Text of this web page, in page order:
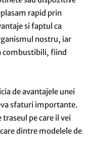
rapid prin
si faptul ca
nostru, iar
combustibili, fiind
de avantajele unei
sfaturi importante.
pe care il vei
dintre modelele de